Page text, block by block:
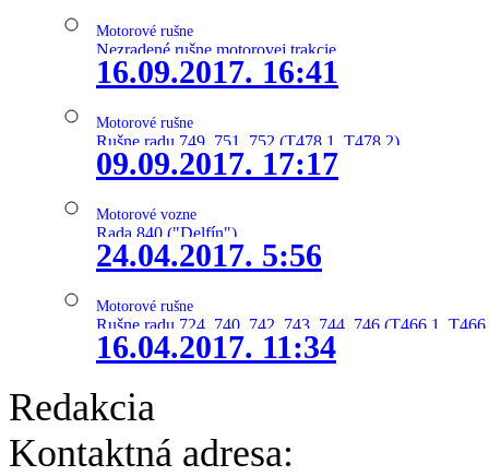
Motorové rušne
Nezradené rušne motorovej trakcie
16.09.2017. 16:41
Motorové rušne
Rušne radu 749, 751, 752 (T478.1, T478.2)
09.09.2017. 17:17
Motorové vozne
Rada 840 ("Delfín")
24.04.2017. 5:56
Motorové rušne
Rušne radu 724, 740, 742, 743, 744, 746 (T466.1,
16.04.2017. 11:34
Redakcia
Kontaktná adresa: